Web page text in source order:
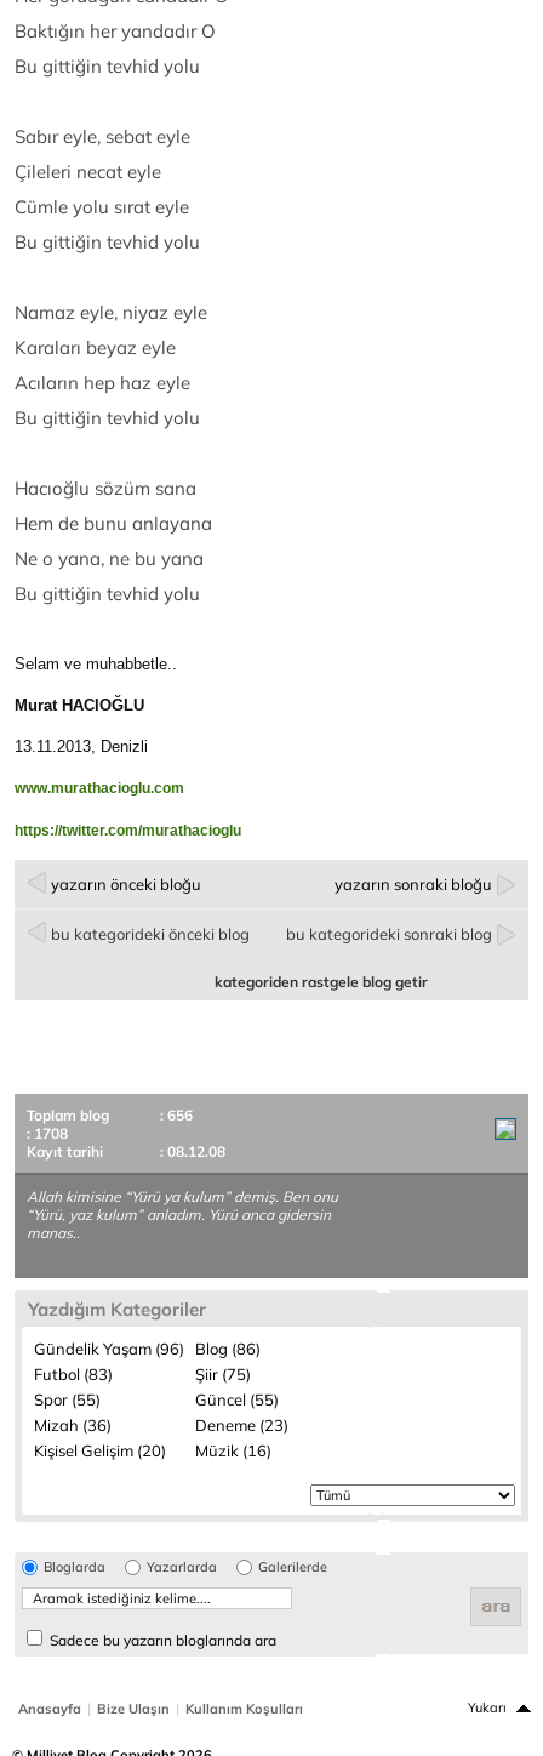
Baktığın her yandadır O
Bu gittiğin tevhid yolu
Sabır eyle, sebat eyle
Çileleri necat eyle
Cümle yolu sırat eyle
Bu gittiğin tevhid yolu
Namaz eyle, niyaz eyle
Karaları beyaz eyle
Acıların hep haz eyle
Bu gittiğin tevhid yolu
Hacıoğlu sözüm sana
Hem de bunu anlayana
Ne o yana, ne bu yana
Bu gittiğin tevhid yolu
Selam ve muhabbetle..
Murat HACIOĞLU
13.11.2013, Denizli
www.murathacioglu.com
https://twitter.com/murathacioglu
yazarın önceki bloğu yazarın sonraki bloğu
bu kategorideki önceki blog bu kategorideki sonraki blog
kategoriden rastgele blog getir
Toplam blog
: 656
: 1708
Kayıt tarihi
: 08.12.08
Allah kimisine “Yürü ya kulum” demiş. Ben onu
“Yürü, yaz kulum” anladım. Yürü anca gidersin
manas..
Yazdığım Kategoriler
Gündelik Yaşam (96)
Blog (86)
Futbol (83)
Şiir (75)
Spor (55)
Güncel (55)
Mizah (36)
Deneme (23)
Kişisel Gelişim (20)
Müzik (16)
Bloglarda Yazarlarda Galerilerde
Sadece bu yazarın bloglarında ara
Anasayfa | Bize Ulaşın | Kullanım Koşulları Yukarı